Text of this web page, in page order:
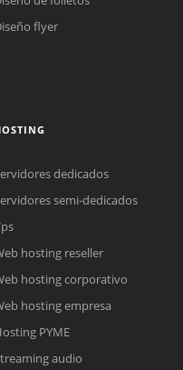
online.
línea. Complete el formulario
flyer
dedicados
semi-dedicados
hosting reseller
hosting corporativo
hosting empresa
PYME
audio